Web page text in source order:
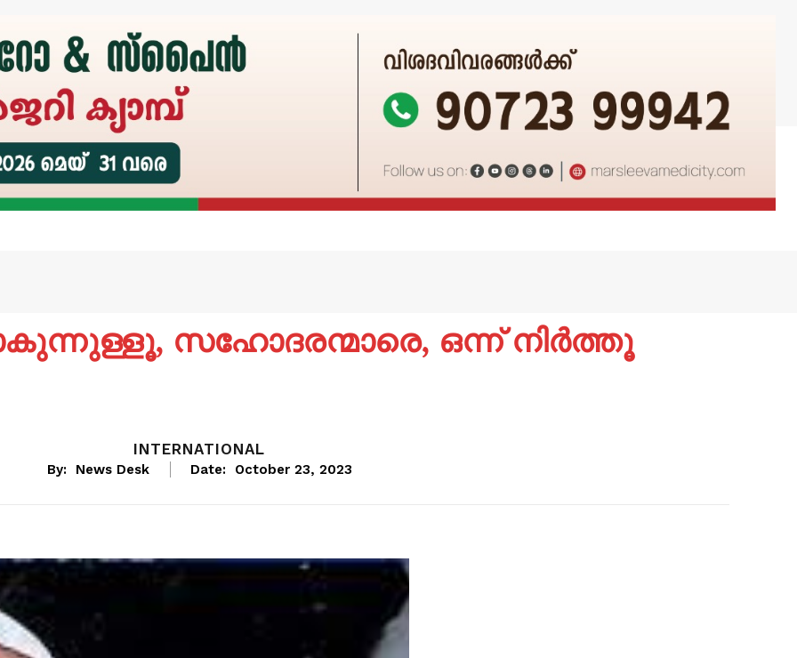
സഹോദരന്മാരെ, ഒന്ന് നിർത്തൂ
INTERNATIONAL
By: News Desk Date: October 23, 2023